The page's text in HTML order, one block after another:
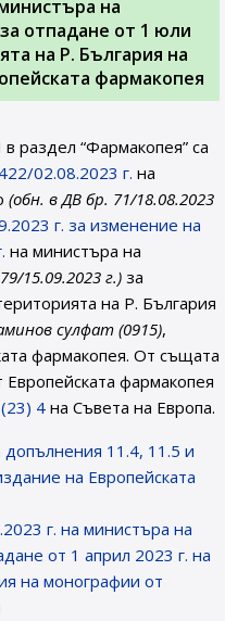
на
отпадане от 1 юли
на Р. България на
фармакопея
раздел “Фармакопея” са
02.08.2023 г. на
(обн. в ДВ бр. 71/18.08.2023
г. за изменение на
на министъра на
15.09.2023 г.)за
на Р. България
сулфат (0915),
фармакопея. От същата
фармакопея
4 на Съвета на Европа.
допълнения 11.4, 11.5 и
на Европейската
г. на министъра на
от 1 април 2023 г. на
на монографии от